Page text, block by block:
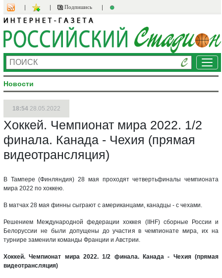
Подпишись
Новости
18:54 28.05.2022
Хоккей. Чемпионат мира 2022. 1/2
финала. Канада - Чехия (прямая
видеотрансляция)
В Тампере (Финляндия) 28 мая проходят четвертьфиналы чемпионата
мира 2022 по хоккею.
В матчах 28 мая финны сыграют с американцами, канадцы - с чехами.
Решением Международной федерации хоккея (IIHF) сборные России и
Белоруссии не были допущены до участия в чемпионате мира, их на
турнире заменили команды Франции и Австрии.
Хоккей. Чемпионат мира 2022. 1/2 финала. Канада - Чехия (прямая
видеотрансляция)